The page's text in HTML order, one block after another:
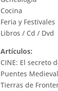
Cocina
Feria y Festivales
Libros / Cd / Dvd
Artículos:
CINE: El secreto
Puentes
Tierras de